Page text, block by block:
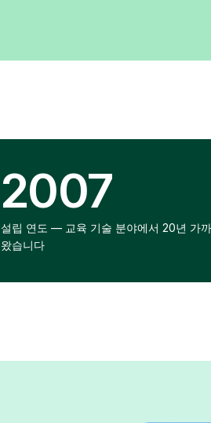
2007
설립 연도 — 교육 기술 분야에서 20년 가
왔습니다